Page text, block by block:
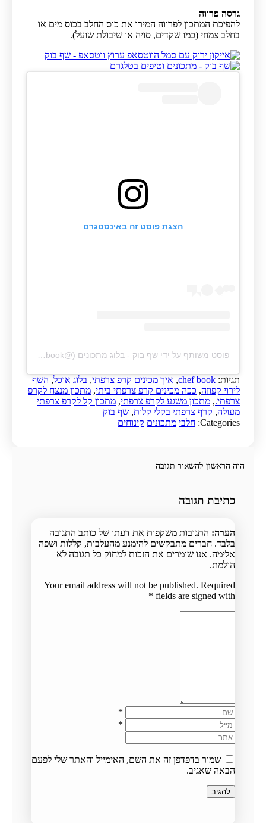
גרסה פרווה
להפיכת המתכון לפרווה המירו את כוס החלב בכוס מים או
בחלב צמחי (כמו שקדים, סויה או שיבולת שועל).
הצגת פוסט זה באינסטגרם
פוסט משותף על ידי ‏‎שף בוק - בלוג מתכונים‎‏ (@‏‎chef_book‎‏)
תגיות: chef book
, איך מכינים קרפ צרפתי, בלוג אוכל, השף
לירוי קפוזה, ככה מכינים קרפ צרפתי ביתי, מתכון מנצח לקרפ
צרפתי., מתכון משגע לקרפ צרפתי, מתכון קל לקרפ צרפתי
מעולה, קרף צרפתי בקלי קלות, שף בוק
Categories: חלבי מתכונים קינוחים
היה הראשון להשאיר תגובה
כתיבת תגובה
הערה: התגובות משקפות את דעתו של כותב התגובה
בלבד. חברים מתבקשים להימנע מהעלבות, קללות ושפה
אלימה. אנו שומרים את הזכות למחוק כל תגובה לא
הולמת.
Your email address will not be published. Required
fields are signed with
*
*
*
שמור בדפדפן זה את השם, האימייל והאתר שלי לפעם
הבאה שאגיב.